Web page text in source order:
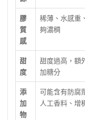
膠
質
感
稀薄、水感重
夠濃稠
甜
度
甜度過高，額
加糖分
添
加
物
可能含有防腐
人工香料、增